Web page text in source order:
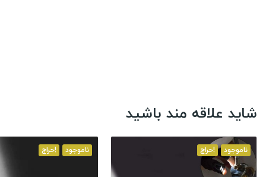
شاید علاقه مند باشید
حراج! ناموجود حراج! ناموجود